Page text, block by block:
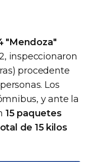
"Mendoza"
inspeccionaron
procedente
Los
y ante la
15 paquetes
de 15 kilos